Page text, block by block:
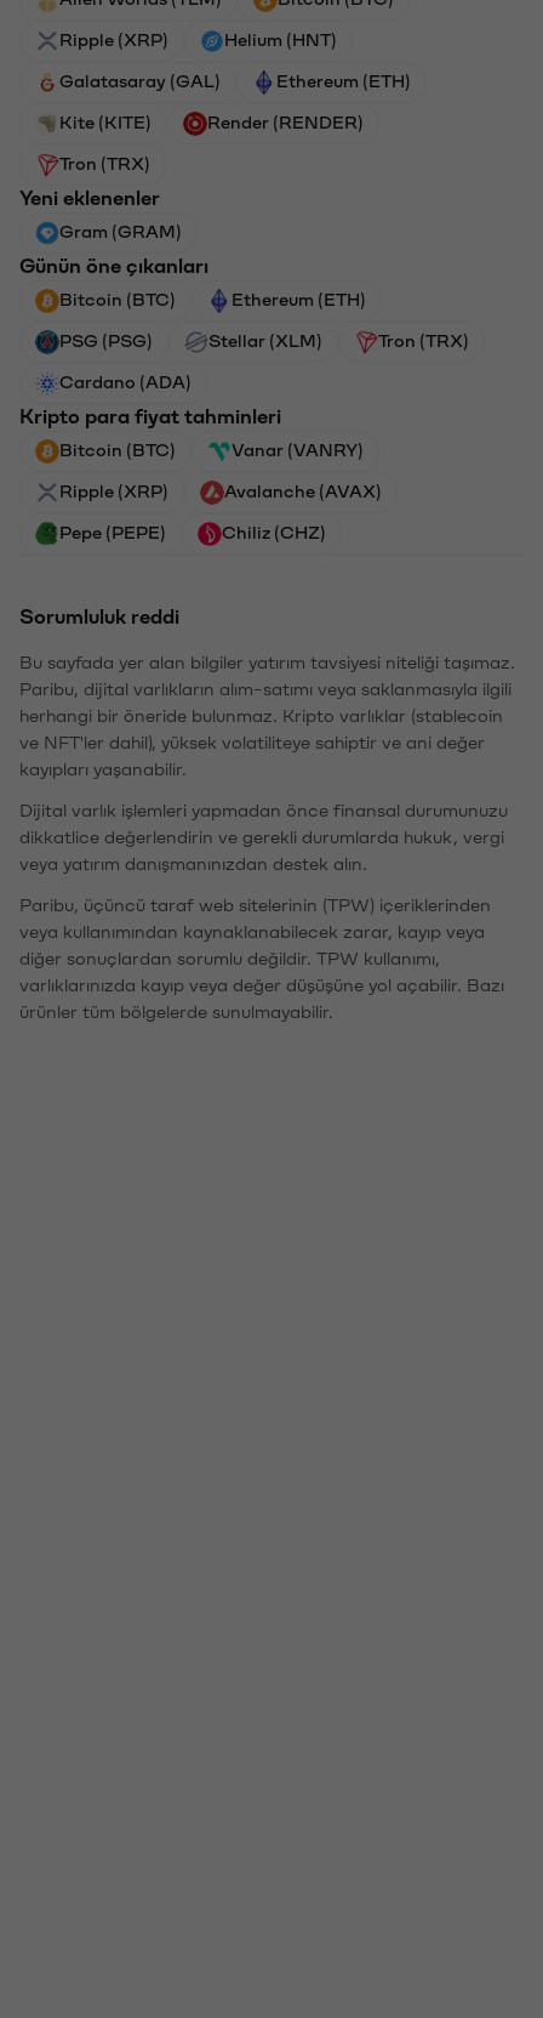
Ripple (XRP) Helium (HNT)
Galatasaray (GAL) Ethereum (ETH)
Kite (KITE) Render (RENDER)
Tron (TRX)
Yeni eklenenler
Gram (GRAM)
Günün öne çıkanları
Bitcoin (BTC) Ethereum (ETH)
PSG (PSG) Stellar (XLM) Tron (TRX)
Cardano (ADA)
Kripto para fiyat tahminleri
Bitcoin (BTC) Vanar (VANRY)
Ripple (XRP) Avalanche (AVAX)
Pepe (PEPE) Chiliz (CHZ)
Sorumluluk reddi
Bu sayfada yer alan bilgiler yatırım tavsiyesi niteliği taşımaz.
Paribu, dijital varlıkların alım-satımı veya saklanmasıyla ilgili
herhangi bir öneride bulunmaz. Kripto varlıklar (stablecoin
ve NFT'ler dahil), yüksek volatiliteye sahiptir ve ani değer
kayıpları yaşanabilir.
Dijital varlık işlemleri yapmadan önce finansal durumunuzu
dikkatlice değerlendirin ve gerekli durumlarda hukuk, vergi
veya yatırım danışmanınızdan destek alın.
Paribu, üçüncü taraf web sitelerinin (TPW) içeriklerinden
veya kullanımından kaynaklanabilecek zarar, kayıp veya
diğer sonuçlardan sorumlu değildir. TPW kullanımı,
varlıklarınızda kayıp veya değer düşüşüne yol açabilir. Bazı
ürünler tüm bölgelerde sunulmayabilir.